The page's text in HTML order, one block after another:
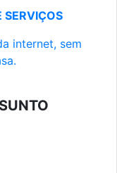
SERVIÇOS
internet, sem